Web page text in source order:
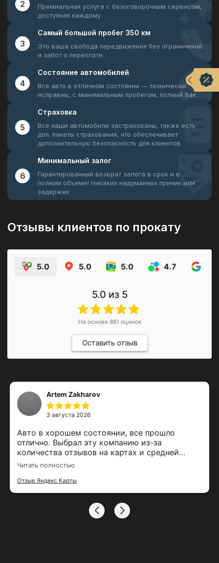
2 Премиальная услуга с безоговорочным сервисом,
доступная каждому
3
Самый большой пробег 350 км
Это ваша свобода передвижения без ограничений
и забот о переплате
4
Состояние автомобилей
Все авто в отличном состоянии — технически
исправны, с минимальным пробегом, полный бак
5
Страховка
Все наши автомобили застрахованы, также есть
доп. пакеты страхования, что обеспечивает
дополнительную безопасность для клиентов
6
Минимальный залог
Гарантированный возврат залога в срок и в
полном объеме! Никаких надуманных причин или
задержек
Отзывы клиентов по прокату
5.0 5.0 5.0 4.7
5.0 из 5
На основе 881 оценок
Оставить отзыв
Artem Zakharov
3 августа 2026
Авто в хорошем состоянии, все прошло
отлично. Выбрал эту компанию из-за
количества отзывов на картах и средней
оценки. Залог вернули вовремя, спасибо за
Читать полностью
Отзыв Яндекс Карты